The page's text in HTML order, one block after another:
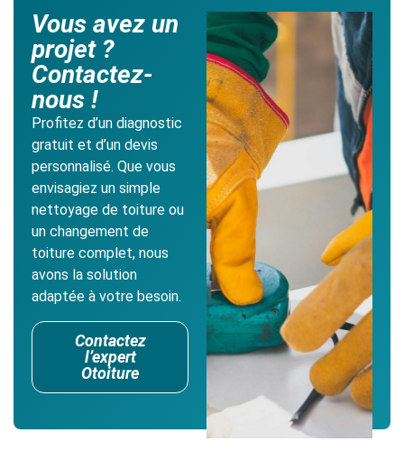
Vous avez un
projet ?
Contactez-
nous !
Profitez d’un diagnostic
gratuit et d’un devis
personnalisé. Que vous
envisagiez un simple
nettoyage de toiture ou
un changement de
toiture complet, nous
avons la solution
adaptée à votre besoin.
Contactez
l’expert
Otoiture